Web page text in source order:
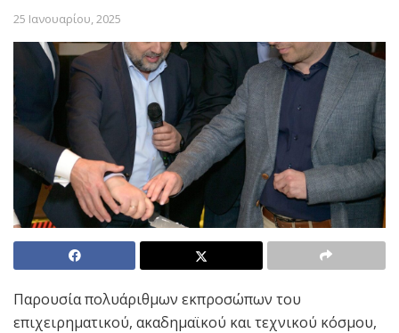
25 Ιανουαρίου, 2025
Παρουσία πολυάριθμων εκπροσώπων του
επιχειρηματικού, ακαδημαϊκού και τεχνικού κόσμου,